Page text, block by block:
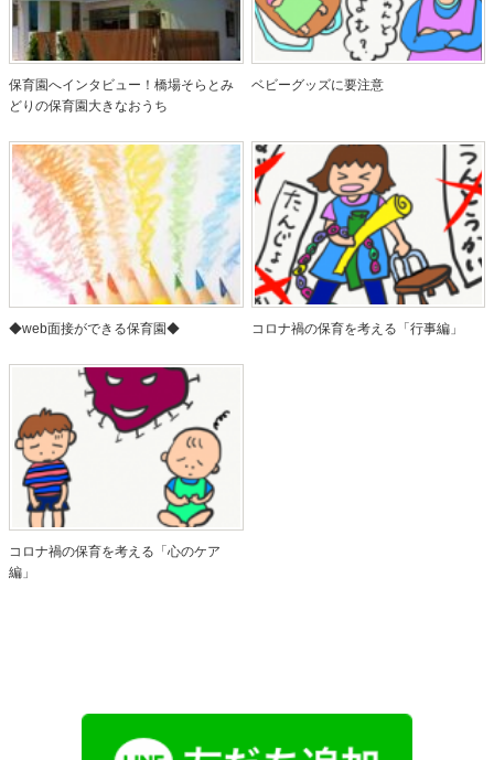
保育園へインタビュー！橋場そらとみ
どりの保育園大きなおうち
ベビーグッズに要注意
◆web面接ができる保育園◆ コロナ禍の保育を考える「行事編」
コロナ禍の保育を考える「心のケア
編」